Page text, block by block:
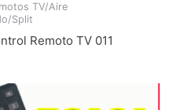
TV/Aire
Split
Remoto TV 011